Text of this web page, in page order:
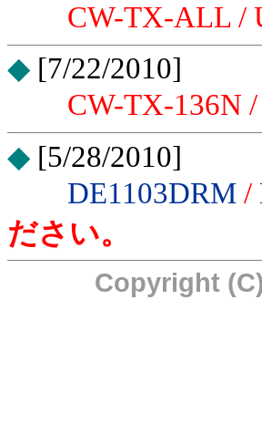
CW-TX-ALL /
◆ [7/22/2010]
CW-TX-136N
◆ [5/28/2010]
DE1103DRM /
ださい。
Copyright